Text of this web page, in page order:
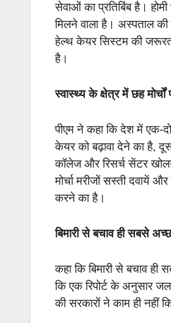
सेवाओं का प्रतिबिंब है।
मिलने वाला है। अस्पताल
हेल्थ केयर सिस्टम की जरूरत
है।
स्वास्थ्य के क्षेत्र में छह मोर्चों
पीएम ने कहा कि देश में एक-दो
केयर को बढ़ावा देने का है,
कॉलेज और रिसर्च सेंटर
मोर्चा मरीजों सस्ती दवायें
करने का है।
बिमारी से बचाव ही सबसे
कहा कि बिमारी से बचाव
कि एक रिपोर्ट के अनुसार
की सरकारों ने काम ही नहीं